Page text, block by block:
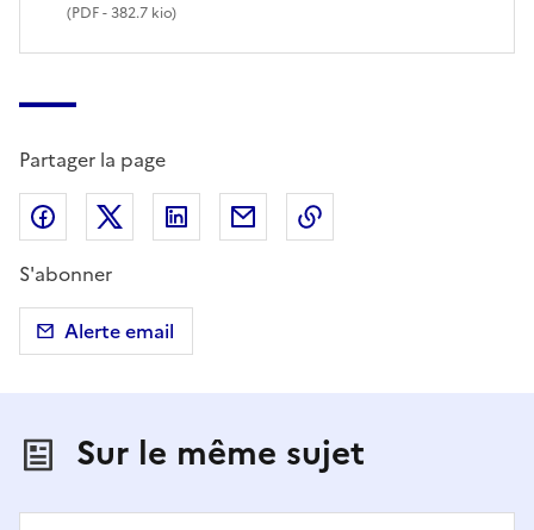
(PDF- 382.7 kio)
Partager la page
Partager sur Facebook
Partager sur X (anciennement Twitter)
Partager sur LinkedIn
Partager par email
S'abonner
Alerte email
Sur le même sujet